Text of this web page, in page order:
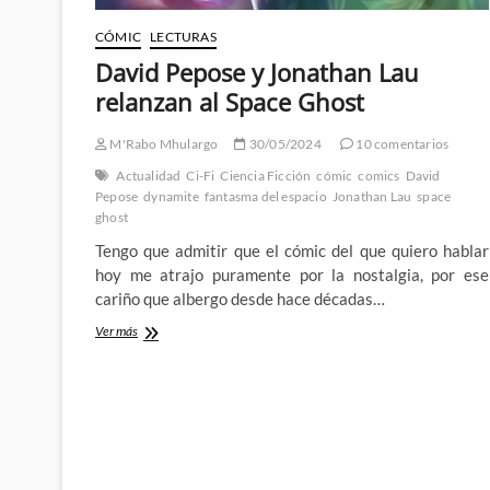
CÓMIC LECTURAS
David Pepose y Jonathan Lau
relanzan al Space Ghost
M'Rabo Mhulargo 30/05/2024
10 comentarios
Actualidad Ci-Fi Ciencia Ficción cómic comics David
Pepose dynamite fantasma del espacio Jonathan Lau space
ghost
Tengo que admitir que el cómic del que quiero hablar
hoy me atrajo puramente por la nostalgia, por ese
cariño que albergo desde hace décadas…
Ver másDavid